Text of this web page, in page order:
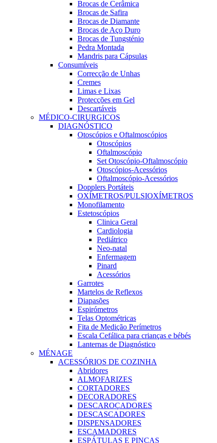
Brocas de Cerâmica
Brocas de Safira
Brocas de Diamante
Brocas de Aço Duro
Brocas de Tungsténio
Pedra Montada
Mandris para Cápsulas
Consumíveis
Correcção de Unhas
Cremes
Limas e Lixas
Protecções em Gel
Descartáveis
MÉDICO-CIRURGICOS
DIAGNÓSTICO
Otoscópios e Oftalmoscópios
Otoscópios
Oftalmoscópio
Set Otoscópio-Oftalmoscópio
Otoscópios-Acessórios
Oftalmoscópio-Acessórios
Dopplers Portáteis
OXÍMETROS/PULSIOXÍMETROS
Monofilamento
Estetoscópios
Clinica Geral
Cardiologia
Pediátrico
Neo-natal
Enfermagem
Pinard
Acessórios
Garrotes
Martelos de Reflexos
Diapasões
Espirómetros
Telas Optométricas
Fita de Medição Perímetros
Escala Cefálica para crianças e bébés
Lanternas de Diagnóstico
MÉNAGE
ACESSÓRIOS DE COZINHA
Abridores
ALMOFARIZES
CORTADORES
DECORADORES
DESCAROÇADORES
DESCASCADORES
DISPENSADORES
ESCAMADORES
ESPÁTULAS E PINÇAS